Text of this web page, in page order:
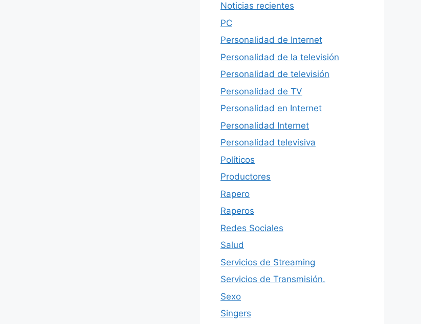
Noticias recientes
PC
Personalidad de Internet
Personalidad de la televisión
Personalidad de televisión
Personalidad de TV
Personalidad en Internet
Personalidad Internet
Personalidad televisiva
Políticos
Productores
Rapero
Raperos
Redes Sociales
Salud
Servicios de Streaming
Servicios de Transmisión.
Sexo
Singers